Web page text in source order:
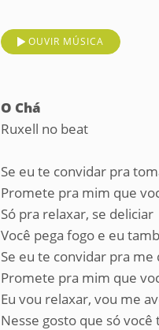
OUVIR MÚSICA
O Chá
Ruxell no beat
Se eu te convidar pra
Promete pra mim que
Só pra relaxar, se deliciar
Você pega fogo e eu
Se eu te convidar pra me
Promete pra mim que
Eu vou relaxar, vou me
Nesse gosto que só você